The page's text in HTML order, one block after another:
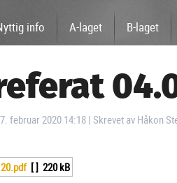
info A-laget B-laget
februar 2020 14:18 | Skrevet av Håkon
[ ] 220 kB